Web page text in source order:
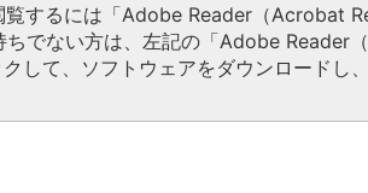
覧するには「Adobe Reader（Acrobat
ちでない方は、左記の「Adobe Reader
して、ソフトウェアをダウンロードし